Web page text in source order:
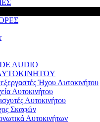
AUDIO
Ήχου Αυτοκινήτου
Αυτοκινήτου
Αυτοκινήτου
Σκαφών
Αυτοκινήτων